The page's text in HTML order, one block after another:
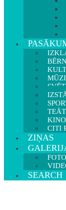
KINO
CITI
ZIŅAS
SEARCH